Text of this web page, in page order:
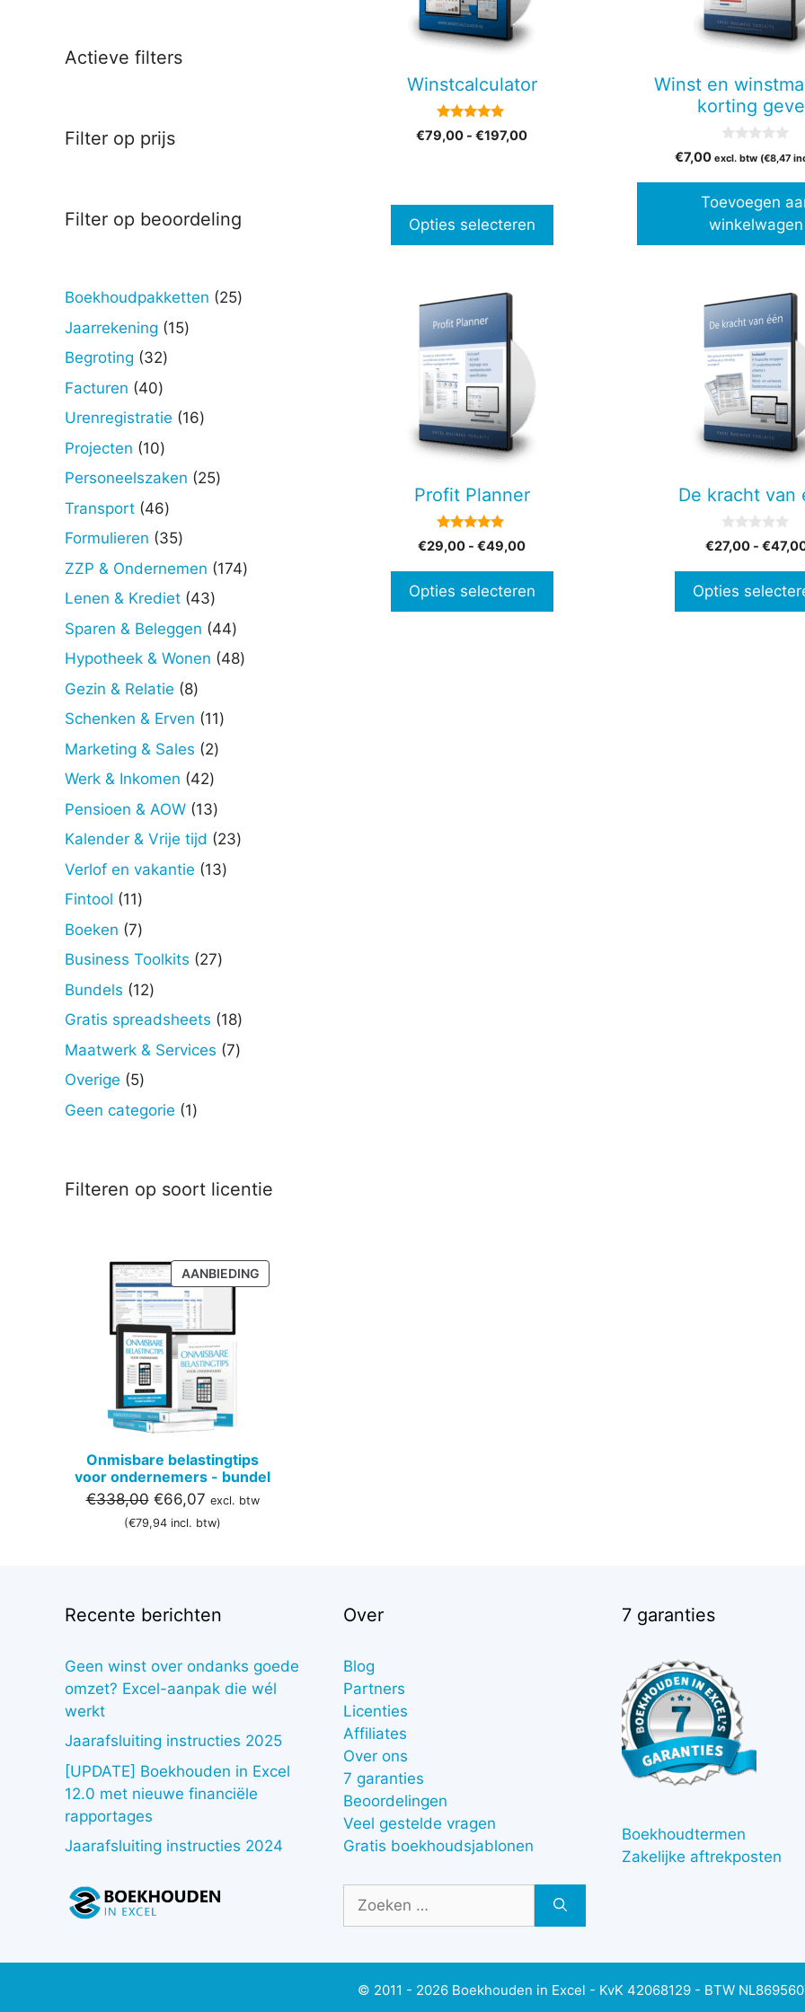
Winstcalculator
5.00
van 5
€79,00 - €197,00Prijsklasse:
Opties selecteren
Winst en
korting
v
5
€7,00 excl. btw (€8,47
Toevoegen
winkelwagen
Profit Planner
5.00
van 5
€29,00 - €49,00Prijsklasse:
€49,00
Opties selecteren
productpagina
De kracht van
0
v
5
€27,00 - €
Opties
worden
productpagina
Actieve filters
Filter op prijs
Filter op beoordeling
Boekhoudpakketten 2525
Jaarrekening 1515
Begroting 3232
Facturen 4040
producten
Urenregistratie 1616
Projecten 1010
producten
Personeelszaken 2525
Transport 4646
producten
Formulieren 3535
producten
ZZP & Ondernemen 174174
Lenen & Krediet 4343
producten
Sparen & Beleggen 4444
producten
Hypotheek & Wonen 4848
Gezin & Relatie 88
producten
Schenken & Erven 1111
Marketing & Sales 22
Werk & Inkomen 4242
producten
Pensioen & AOW 1313
producten
Kalender & Vrije tijd 2323
Verlof en vakantie 1313
Fintool 1111
producten
Boeken 77
producten
Business Toolkits 2727
Bundels 1212
producten
Gratis spreadsheets 1818
producten
Maatwerk & Services 77
Overige 55
producten
Geen categorie 11
Filteren op soort licentie
AANBIEDINGPRODUCT
IN
Onmisbare belastingtips
voor ondernemers - bundel
€338,00 Oorspronkelijke
prijs
€66,07Huidige
prijs
excl. btw
(€79,94 incl. btw)
Recente berichten
Geen winst over ondanks goede
omzet? Excel-aanpak die wél
werkt
Jaarafsluiting instructies 2025
[UPDATE] Boekhouden in Excel
12.0 met nieuwe financiële
rapportages
Jaarafsluiting instructies 2024
Over
Blog
Partners
Licenties
Affiliates
Over ons
7 garanties
Beoordelingen
Veel gestelde vragen
Gratis boekhoudsjablonen
naar:
7 garanties
Boekhoudtermen
Zakelijke aftrekposten
© 2011 - 2026 Boekhouden in Excel - KvK 42068129 - BTW